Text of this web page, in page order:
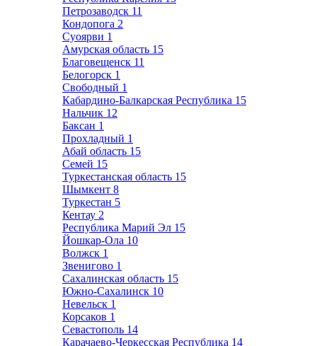
Петрозаводск 11
Кондопога 2
Суоярви 1
Амурская область 15
Благовещенск 11
Белогорск 1
Свободный 1
Кабардино-Балкарская Республика 15
Нальчик 12
Баксан 1
Прохладный 1
Абай область 15
Семей 15
Туркестанская область 15
Шымкент 8
Туркестан 5
Кентау 2
Республика Марий Эл 15
Йошкар-Ола 10
Волжск 1
Звенигово 1
Сахалинская область 15
Южно-Сахалинск 10
Невельск 1
Корсаков 1
Севастополь 14
Карачаево-Черкесская Республика 14